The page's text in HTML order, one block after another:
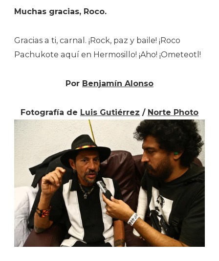
Muchas gracias, Roco.
Gracias a ti, carnal. ¡Rock, paz y baile! ¡Roco
Pachukote aquí en Hermosillo! ¡Aho! ¡Ometeotl!
Por Benjamín Alonso
Fotografía de Luis Gutiérrez / Norte Photo